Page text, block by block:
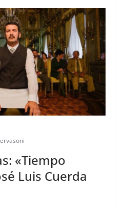
«Tiempo
Luis Cuerda